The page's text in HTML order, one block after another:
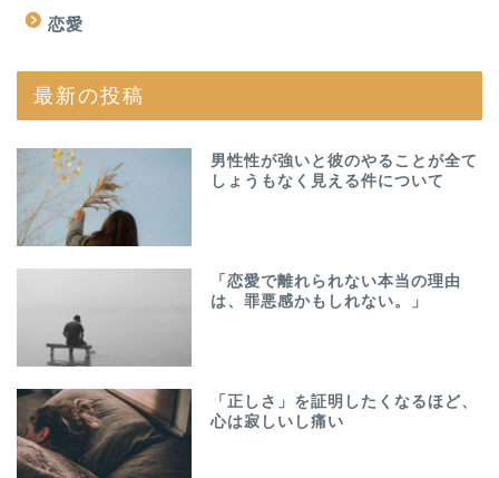
恋愛
最新の投稿
男性性が強いと彼のやることが全て
しょうもなく見える件について
「恋愛で離れられない本当の理由
は、罪悪感かもしれない。」
「正しさ」を証明したくなるほど、
心は寂しいし痛い